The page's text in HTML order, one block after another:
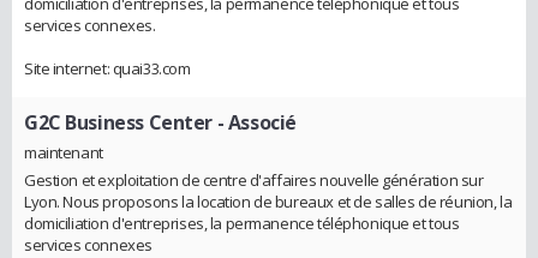
services connexes.
Site internet: quai33.com
G2C Business Center - Associé
maintenant
Gestion et exploitation de centre d'affaires nouvelle génération sur
Lyon. Nous proposons la location de bureaux et de salles de réunion, la
domiciliation d'entreprises, la permanence téléphonique et tous
services connexes